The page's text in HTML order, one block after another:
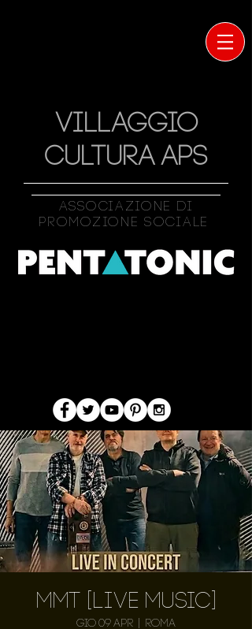
VILLAGGIO
CULTURA APS
Associazione Di
Promozione Sociale
MMT [LIVE MUSIC]
gio 09 apr Roma